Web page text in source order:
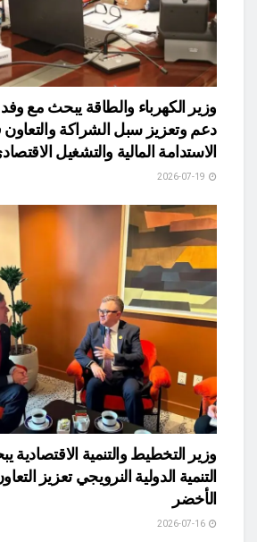
وزير الكهرباء والطاقة يبحث مع وفد
دعم وتعزيز سبل الشراكة
الاستدامة المالية والتشغيل
وزير التخطيط والتنمية الاقتصادية
التنمية الدولية النرويجي تعزيز
الأخضر